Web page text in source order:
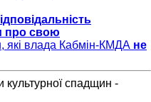
про свою
, які влада Кабмін-КМДА не
культурної спадщин -